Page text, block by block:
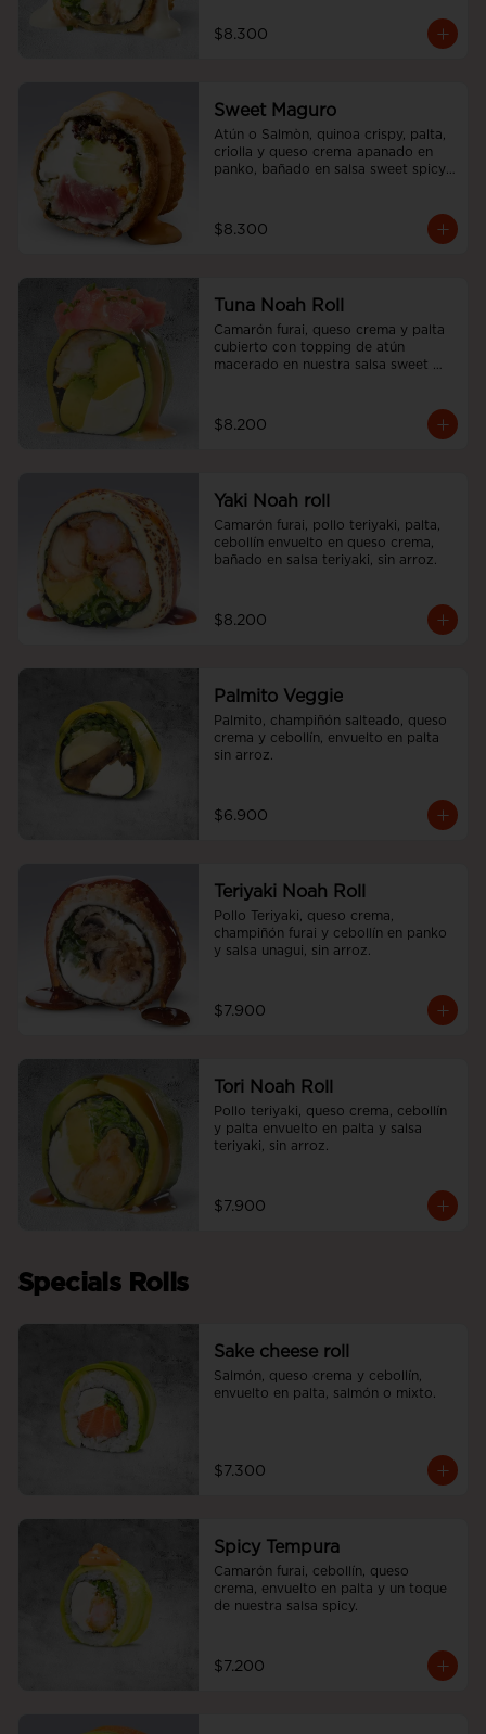
$8.300
Sweet Maguro
Atún o Salmòn, quinoa crispy, palta,
criolla y queso crema apanado en
panko, bañado en salsa sweet spicy,
$8.300
Tuna Noah Roll
Camarón furai, queso crema y palta
cubierto con topping de atún
macerado en nuestra salsa sweet
$8.200
Yaki Noah roll
Camarón furai, pollo teriyaki, palta,
cebollín envuelto en queso crema,
bañado en salsa teriyaki, sin arroz.
$8.200
Palmito Veggie
Palmito, champiñón salteado, queso
crema y cebollín, envuelto en palta
sin arroz.
$6.900
Teriyaki Noah Roll
Pollo Teriyaki, queso crema,
champiñón furai y cebollín en panko
y salsa unagui, sin arroz.
$7.900
Tori Noah Roll
Pollo teriyaki, queso crema, cebollín
y palta envuelto en palta y salsa
teriyaki, sin arroz.
$7.900
Specials Rolls
Sake cheese roll
Salmón, queso crema y cebollín,
envuelto en palta, salmón o mixto.
$7.300
Spicy Tempura
Camarón furai, cebollín, queso
crema, envuelto en palta y un toque
de nuestra salsa spicy.
$7.200